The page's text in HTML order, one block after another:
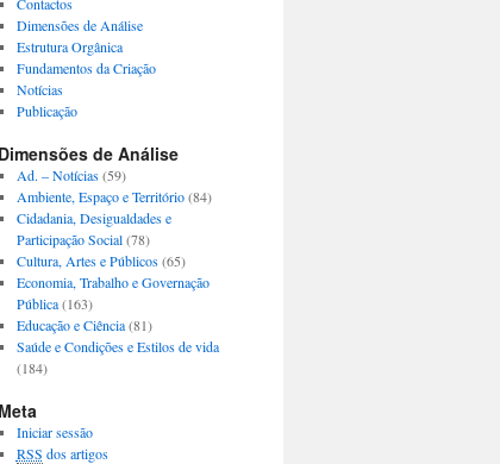
Dimensões de Análise
Estrutura Orgânica
Fundamentos da Criação
Notícias
Publicação
Dimensões de Análise
Ad. – Notícias(59)
Ambiente, Espaço e Território(84)
Cidadania, Desigualdades e
Participação Social(78)
Cultura, Artes e Públicos(65)
Economia, Trabalho e Governação
Pública(163)
Educação e Ciência(81)
Saúde e Condições e Estilos de vida
(184)
Meta
Iniciar sessão
RSS dos artigos